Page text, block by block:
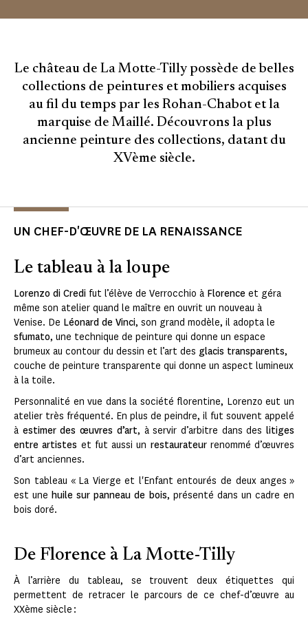
Le château de La Motte-Tilly possède de belles
collections de peintures et mobiliers acquises
au fil du temps par les Rohan-Chabot et la
marquise de Maillé. Découvrons la plus
ancienne peinture des collections, datant du
XVème siècle.
UN CHEF-D'ŒUVRE DE LA RENAISSANCE
Le tableau à la loupe
Lorenzo di Credi fut l’élève de Verrocchio à Florence et géra
même son atelier quand le maître en ouvrit un nouveau à
Venise. De Léonard de Vinci, son grand modèle, il adopta le
sfumato, une technique de peinture qui donne un espace
brumeux au contour du dessin et l’art des glacis transparents,
couche de peinture transparente qui donne un aspect lumineux
à la toile.
Personnalité en vue dans la société florentine, Lorenzo eut un
atelier très fréquenté. En plus de peindre, il fut souvent appelé
à estimer des œuvres d’art, à servir d’arbitre dans deslitiges
entre artistes et fut aussi un restaurateurrenommé d’œuvres
d’art anciennes.
Son tableau « La Vierge et l'Enfant entourés de deux anges »
est unehuile sur panneau de bois, présenté dans un cadre en
bois doré.
De Florence à La Motte-Tilly
À l’arrière du tableau, se trouvent deux étiquettes qui
permettent de retracer le parcours de ce chef-d’œuvre au
XXème siècle :